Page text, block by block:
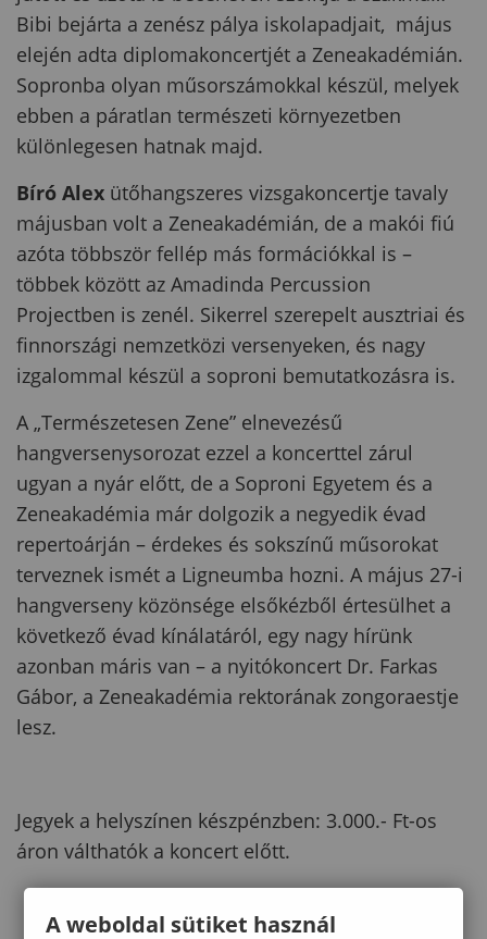
Bibi bejárta a zenész pálya iskolapadjait, május
elején adta diplomakoncertjét a Zeneakadémián.
Sopronba olyan műsorszámokkal készül, melyek
ebben a páratlan természeti környezetben
különlegesen hatnak majd.
Bíró Alex ütőhangszeres vizsgakoncertje tavaly
májusban volt a Zeneakadémián, de a makói fiú
azóta többször fellép más formációkkal is –
többek között az Amadinda Percussion
Projectben is zenél. Sikerrel szerepelt ausztriai és
finnországi nemzetközi versenyeken, és nagy
izgalommal készül a soproni bemutatkozásra is.
A „Természetesen Zene” elnevezésű
hangversenysorozat ezzel a koncerttel zárul
ugyan a nyár előtt, de a Soproni Egyetem és a
Zeneakadémia már dolgozik a negyedik évad
repertoárján – érdekes és sokszínű műsorokat
terveznek ismét a Ligneumba hozni. A május 27-i
hangverseny közönsége elsőkézből értesülhet a
következő évad kínálatáról, egy nagy hírünk
azonban máris van – a nyitókoncert Dr. Farkas
Gábor, a Zeneakadémia rektorának zongoraestje
lesz.
Jegyek a helyszínen készpénzben: 3.000.- Ft-os
áron válthatók a koncert előtt.
A weboldal sütiket használ